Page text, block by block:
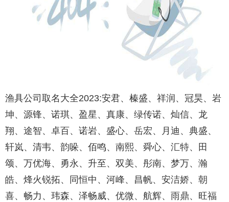
渔具公司取名大全2023:安君、榛盛、祥润、冠昊、岩
坤、源锋、诺琪、盈星、真康、绿传诺、灿信、龙
翔、途智、卓百、诺岩、盛心、岳宏、月迪、典盛、
轩岚、清韦、韵哚、佰鸣、南熙、舜心、汇特、田
颂、万优海、勇永、升至、双美、彤南、梦万、瀚
皓、烽火锐拓、同恒中、河峰、昌帆、安洁娇、朝
喜、畅力、玮森、泽畅威、优微、航辉、雨鼎、旺福